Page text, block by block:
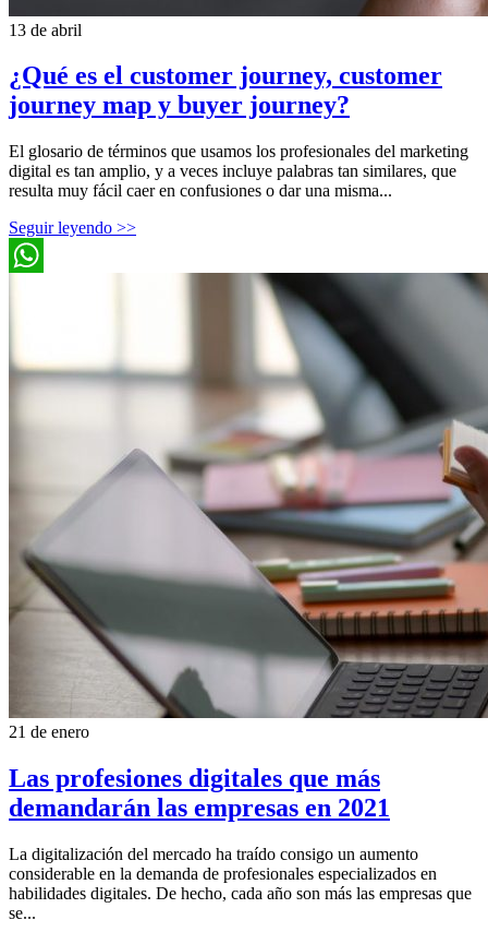
13 de abril
¿Qué es el customer journey, customer
journey map y buyer journey?
El glosario de términos que usamos los profesionales del marketing
digital es tan amplio, y a veces incluye palabras tan similares, que
resulta muy fácil caer en confusiones o dar una misma...
Seguir leyendo >>
21 de enero
Las profesiones digitales que más
demandarán las empresas en 2021
La digitalización del mercado ha traído consigo un aumento
considerable en la demanda de profesionales especializados en
habilidades digitales. De hecho, cada año son más las empresas que
se...